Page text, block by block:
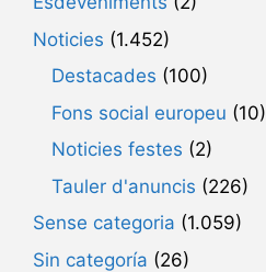
Noticies (1.452)
Destacades (100)
Fons social europeu (10)
Noticies festes (2)
Tauler d'anuncis (226)
Sense categoria (1.059)
Sin categoría (26)